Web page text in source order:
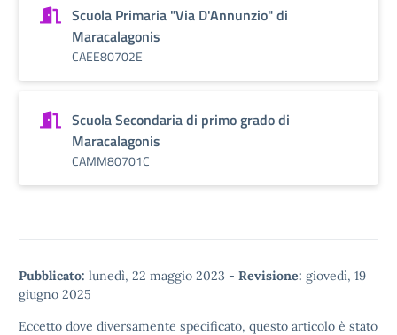
Scuola Primaria "Via D'Annunzio" di
Maracalagonis
CAEE80702E
Scuola Secondaria di primo grado di
Maracalagonis
CAMM80701C
Pubblicato: lunedì, 22 maggio 2023 - Revisione: giovedì, 19
giugno 2025
Eccetto dove diversamente specificato, questo articolo è stato